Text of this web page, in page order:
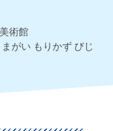
術館
まがい もりかず びじ